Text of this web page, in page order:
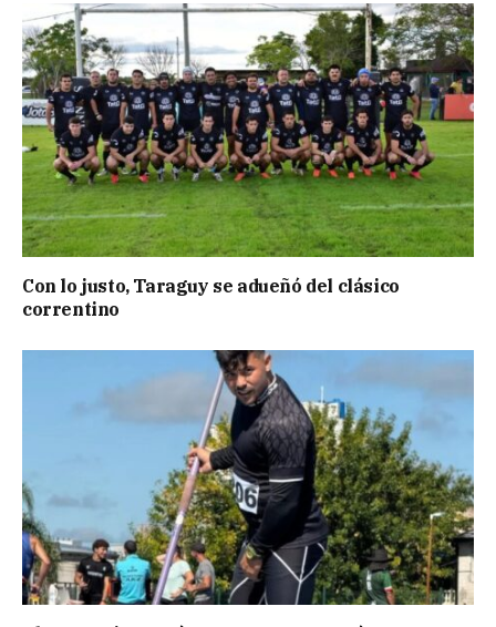
Con lo justo, Taraguy se adueñó del clásico
correntino